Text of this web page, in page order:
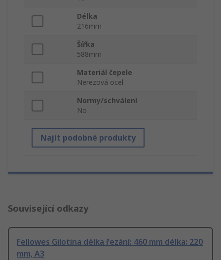
Délka
216mm
Šířka
588mm
Materiál čepele
Nerezová ocel
Normy/schválení
No
Najít podobné produkty
Související odkazy
Fellowes Gilotina délka řezání: 460 mm délka: 220
mm, A3